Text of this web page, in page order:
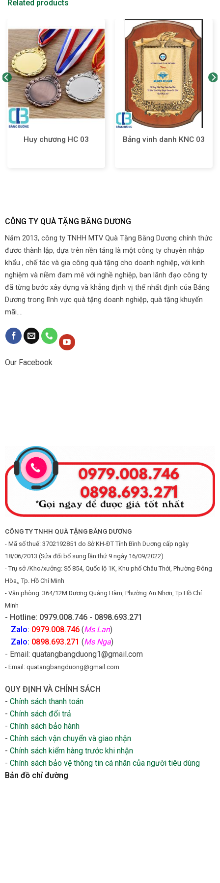
Related products
Huy chương HC 03 Bảng vinh danh KNC 03
CÔNG TY QUÀ TẶNG BĂNG DƯƠNG
Năm 2013, công ty TNHH MTV Quà Tặng Băng Dương chính thức
đươc thành lập, dựa trên nền tảng là một công ty chuyên nhập
khẩu , chế tác và gia công quà tặng cho doanh nghiệp, với kinh
nghiệm và niềm đam mê với nghề nghiệp, ban lãnh đạo công ty
đã từng bước xây dựng và khẳng định vị thế nhất định của Băng
Dương trong lĩnh vực quà tặng doanh nghiệp, quà tặng khuyến
mãi....
Our Facebook
CÔNG TY TNHH QUÀ TẶNG BĂNG DƯƠNG
- Mã số thuế: 3702192851 do Sở KH-ĐT Tỉnh Bình Dương cấp ngày
18/06/2013 (Sửa đổi bổ sung lần thứ 9 ngày 16/09/2022)
- Trụ sở /Kho/xưởng: Số 854, Quốc lộ 1K, Khu phố Châu Thới, Phường Đông
Hòa,, Tp. Hồ Chí Minh
- Văn phòng: 364/12M Dương Quảng Hàm, Phường An Nhơn, Tp.Hồ Chí
Minh
- Hotline: 0979.008.746 - 0898.693.271
Zalo: 0979.008.746 (Ms Lan)
Zalo: 0898.693.271 (Ms Nga)
- Email: quatangbangduong1@gmail.com
- Email: quatangbangduong@gmail.com
QUY ĐỊNH VÀ CHÍNH SÁCH
- Chính sách thanh toán
- Chính sách đổi trả
- Chính sách bảo hành
- Chính sách vận chuyển và giao nhận
- Chính sách kiểm hàng trước khi nhận
- Chính sách bảo vệ thông tin cá nhân của người tiêu dùng
Bản đồ chỉ đường